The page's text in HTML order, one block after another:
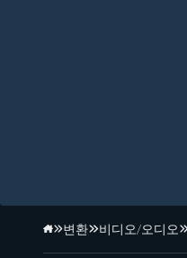
홈페이지
변환 비디오/오디오